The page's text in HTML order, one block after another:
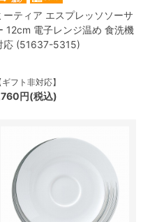
ーティア エスプレッソソーサ
12cm 電子レンジ温め 食洗機
応 (51637-5315)
ギフト非対応】
円(税込)